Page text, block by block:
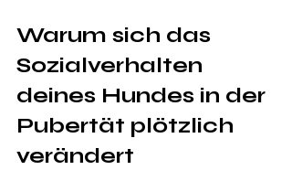
Warum sich das
Sozialverhalten
deines Hundes in der
Pubertät plötzlich
verändert